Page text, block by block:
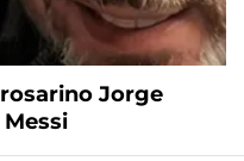
Jorge